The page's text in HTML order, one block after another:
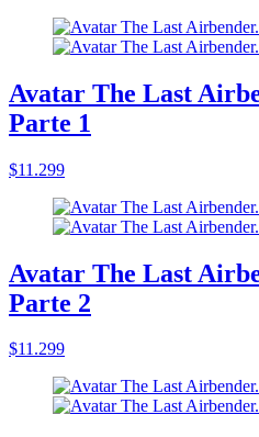
Avatar The Last
Parte 1
$11.299
Avatar The Last
Parte 2
$11.299